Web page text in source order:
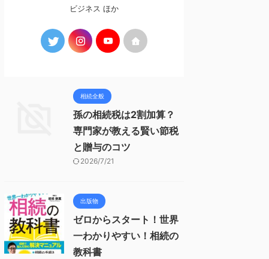
ビジネス ほか
相続全般
孫の相続税は2割加算？
専門家が教える賢い節税
と贈与のコツ
2026/7/21
出版物
ゼロからスタート！世界
一わかりやすい！相続の
教科書